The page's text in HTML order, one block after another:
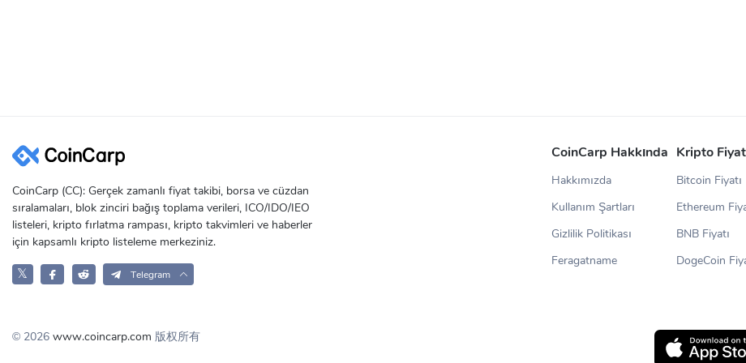
Dolaşımdaki Convex Finance (CVX) Jetonu Miktarı Nedir?
% 10 protokol ekibi ve danışmanlara
% 10 protokol rezervine
% 80 madencilik ödülleri olarak dağıtılacak
Şu anda dolaşımda 78.158.141 CVX jetonu vardır ve maksimum arz 100.000.000 CVX jetonudur. Convex Finance'in güncel fiyatını öğrenmek
Convex Finance CVX Nasıl Satın Alınır?
CoinCarp (CC): Gerçek zamanlı fiyat takibi, borsa ve cüzdan
sıralamaları, blok zinciri bağış toplama verileri, ICO/IDO/IEO
listeleri, kripto fırlatma rampası, kripto takvimleri ve haberler
için kapsamlı kripto listeleme merkeziniz.
𝕏 Telegram
CoinCarp Hakkında
Hakkımızda
Kullanım Şartları
Gizlilik Politikası
Feragatname
Kripto
Bitcoin Fiyatı
Ethereum
BNB Fiyatı
DogeCoin
© 2026 www.coincarp.com 版权所有